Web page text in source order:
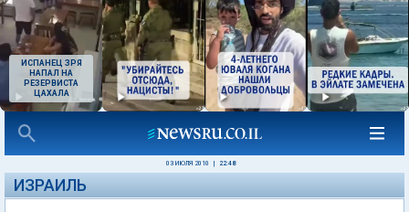
ИСПАНЕЦ ЗРЯ
НАПАЛ НА
РЕЗЕРВИСТА
ЦАХАЛА
03 ИЮЛЯ 2010 22:48
ИЗРАИЛЬ